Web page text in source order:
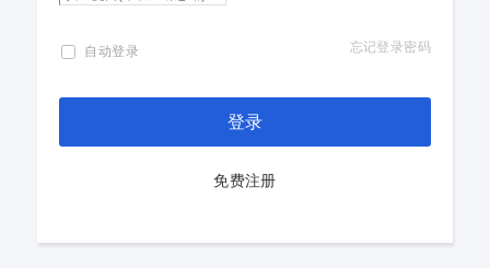
自动登录 忘记登录密码
登录
免费注册